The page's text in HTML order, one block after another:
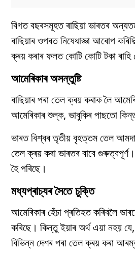
বিগত বছৰসমূহত ৰাছিয়া ভাৰতৰ
ৰাছিয়াৰ ওপৰত নিষেধাজ্ঞা আৰোপ
ক্ৰয় কৰাৰ ফলত কোটি কোটি টকা ৰাহি
আমেৰিকাৰ অসন্তুষ্টি
ৰাছিয়াৰ পৰা তেল ক্ৰয় কৰাক লৈ
আমেৰিকাৰ শুল্ক, ভাবুকিৰ পাছতো
ভাৰত বিশ্বৰ তৃতীয় বৃহত্তম তেল
তেল ক্ৰয় কৰা ভাৰতৰ বাবে
হৈ পৰিছে।
মধ্যপ্ৰাচ্যৰ সৈতে চুক্তি
আমেৰিকাৰ হেঁচা প্ৰতিহত কৰিবলৈ
কৰিছে। কিন্তু ইয়াৰ অৰ্থ এয়া নহয় যে,
বিভিন্ন দেশৰ পৰা তেল ক্ৰয় কৰা